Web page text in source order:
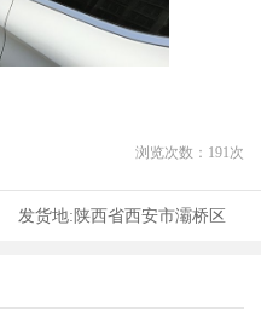
浏览次数： 191次
发货地:陕西省西安市灞桥区